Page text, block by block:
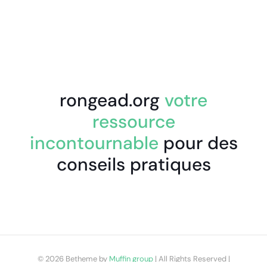
rongead.org votre
ressource
incontournable pour des
conseils pratiques
© 2026 Betheme by Muffin group| All Rights Reserved |